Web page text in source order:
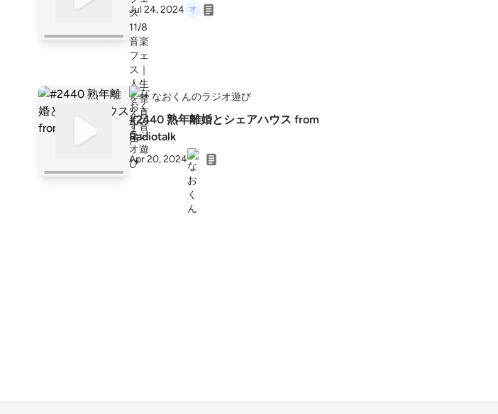
Jul 24, 2024
なおくんのラジオ遊び
#2440 熟年離婚とシェアハウス from
Radiotalk
Apr 20, 2024